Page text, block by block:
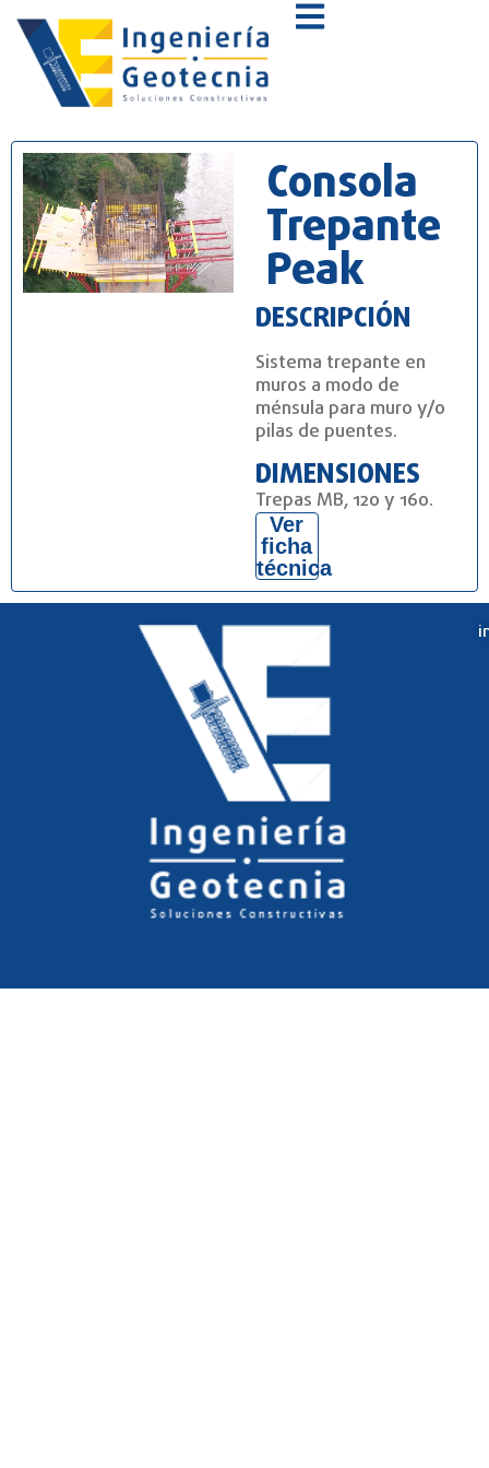
Consola
Trepante
Peak
DESCRIPCIÓN
Sistema trepante en
muros a modo de
ménsula para muro y/o
pilas de puentes.
DIMENSIONES
Trepas MB, 120 y 160.
Ver
ficha
técnica